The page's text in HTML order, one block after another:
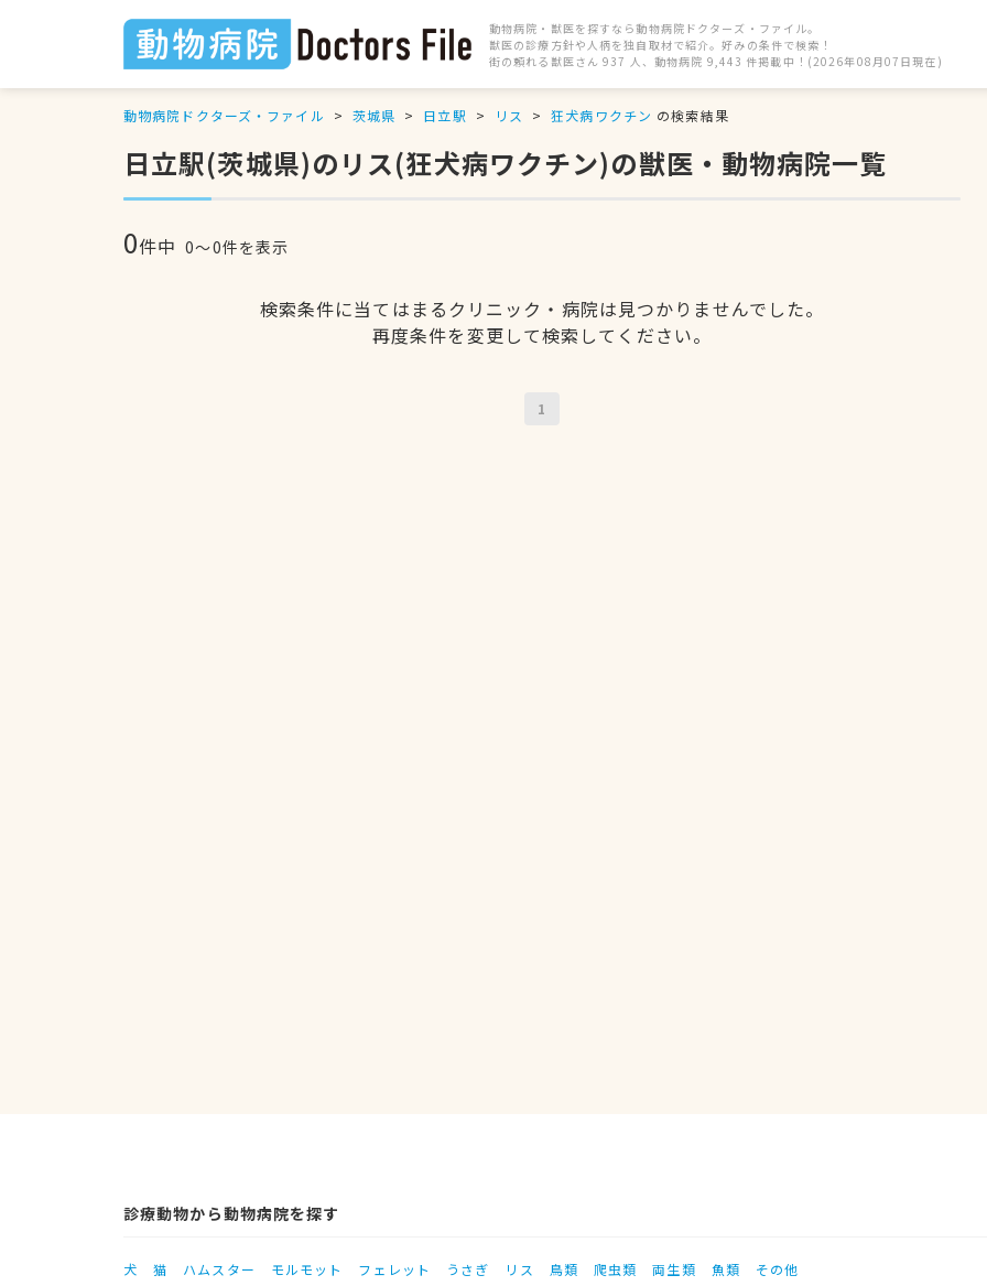
動物病院・獣医を探すなら動物病院ドクターズ・ファイル。
獣医の診療方針や人柄を独自取材で紹介。好みの条件で検索！
街の頼れる獣医さん 937 人、動物病院 9,443 件掲載中！(2026年08月07日現在)
動物病院ドクターズ・ファイル 茨城県 日立駅 リス 狂犬病ワクチン の検索結果
日立駅(茨城県)のリス(狂犬病ワクチン)の獣医・動物病院一覧
0件中 0〜0件を表示
検索条件に当てはまるクリニック・病院は見つかりませんでした。
再度条件を変更して検索してください。
1
診療動物から動物病院を探す
犬 猫 ハムスター モルモット フェレット うさぎ リス 鳥類 爬虫類 両生類 魚類 その他